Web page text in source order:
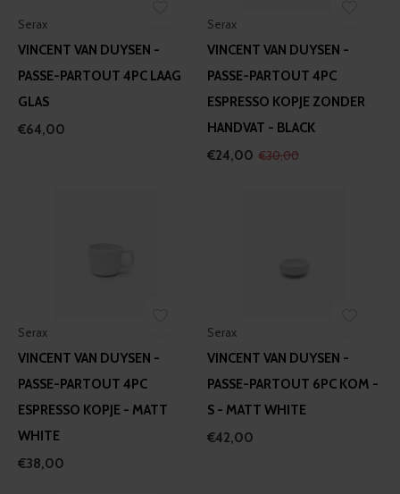
Serax
VINCENT VAN DUYSEN -
PASSE-PARTOUT 4PC LAAG
GLAS
€64,00
Serax
VINCENT VAN DUYSEN -
PASSE-PARTOUT 4PC
ESPRESSO KOPJE ZONDER
HANDVAT - BLACK
€24,00 €30,00
Serax
VINCENT VAN DUYSEN -
PASSE-PARTOUT 4PC
ESPRESSO KOPJE - MATT
WHITE
€38,00
Serax
VINCENT VAN DUYSEN -
PASSE-PARTOUT 6PC KOM -
S - MATT WHITE
€42,00